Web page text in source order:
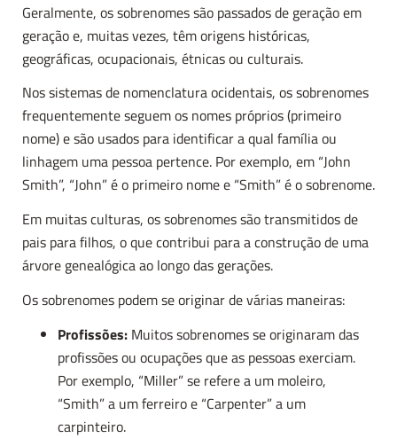
Geralmente, os sobrenomes são passados de geração em
geração e, muitas vezes, têm origens históricas,
geográficas, ocupacionais, étnicas ou culturais.
Nos sistemas de nomenclatura ocidentais, os sobrenomes
frequentemente seguem os nomes próprios (primeiro
nome) e são usados para identificar a qual família ou
linhagem uma pessoa pertence. Por exemplo, em “John
Smith”, “John” é o primeiro nome e “Smith” é o sobrenome.
Em muitas culturas, os sobrenomes são transmitidos de
pais para filhos, o que contribui para a construção de uma
árvore genealógica ao longo das gerações.
Os sobrenomes podem se originar de várias maneiras:
Profissões: Muitos sobrenomes se originaram das
profissões ou ocupações que as pessoas exerciam.
Por exemplo, “Miller” se refere a um moleiro,
“Smith” a um ferreiro e “Carpenter” a um
carpinteiro.